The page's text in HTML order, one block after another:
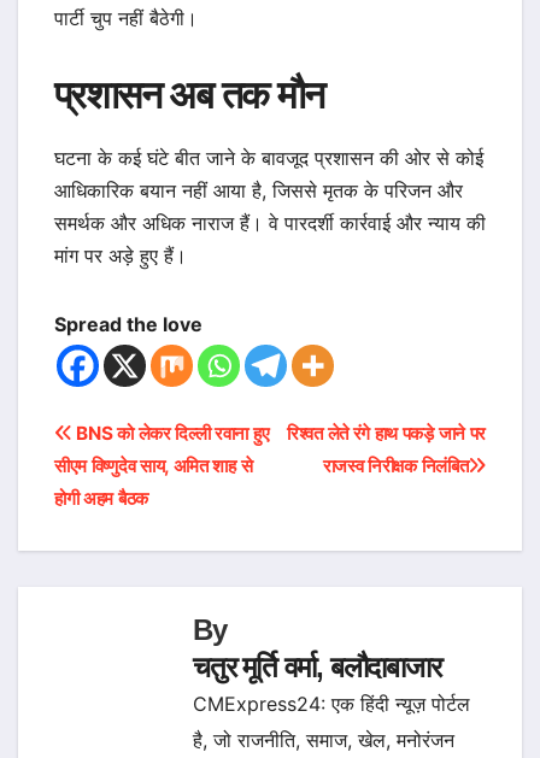
पार्टी चुप नहीं बैठेगी।
प्रशासन अब तक मौन
घटना के कई घंटे बीत जाने के बावजूद प्रशासन की ओर से कोई
आधिकारिक बयान नहीं आया है, जिससे मृतक के परिजन और
समर्थक और अधिक नाराज हैं। वे पारदर्शी कार्रवाई और न्याय की
मांग पर अड़े हुए हैं।
Spread the love
Post
navigation
रिश्वत लेते रंगे हाथ पकड़े जाने पर
राजस्व निरीक्षक निलंबित
BNS को लेकर दिल्ली रवाना हुए
सीएम विष्णुदेव साय, अमित शाह से
होगी अहम बैठक
By
चतुर मूर्ति वर्मा, बलौदाबाजार
CMExpress24: एक हिंदी न्यूज़ पोर्टल
है, जो राजनीति, समाज, खेल, मनोरंजन